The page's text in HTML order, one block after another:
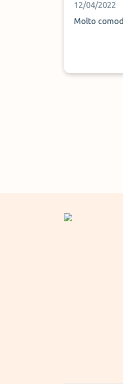
12/04/2022
Molto